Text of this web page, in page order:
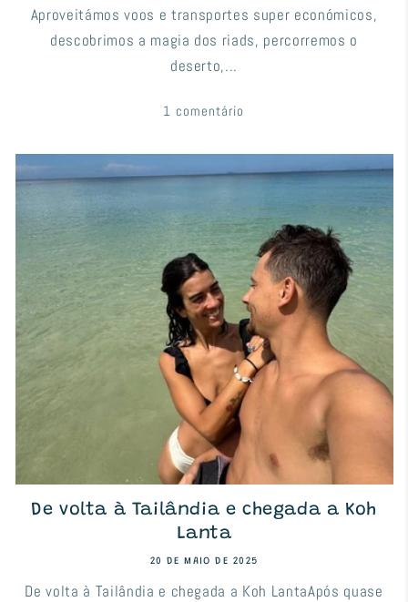
Aproveitámos voos e transportes super económicos,
descobrimos a magia dos riads, percorremos o
deserto,...
1 comentário
De volta à Tailândia e chegada a Koh
Lanta
20 DE MAIO DE 2025
De volta à Tailândia e chegada a Koh LantaApós quase